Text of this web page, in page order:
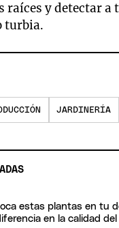
raíces y detectar a
turbia.
JARDINERÍA
estas plantas en tu
en la calidad del